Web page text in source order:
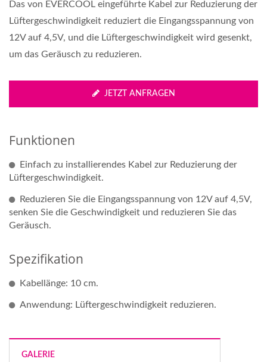
Das von EVERCOOL eingeführte Kabel zur Reduzierung der
Lüftergeschwindigkeit reduziert die Eingangsspannung von
12V auf 4,5V, und die Lüftergeschwindigkeit wird gesenkt,
um das Geräusch zu reduzieren.
JETZT ANFRAGEN
Funktionen
Einfach zu installierendes Kabel zur Reduzierung der
Lüftergeschwindigkeit.
Reduzieren Sie die Eingangsspannung von 12V auf 4,5V,
senken Sie die Geschwindigkeit und reduzieren Sie das
Geräusch.
Spezifikation
Kabellänge: 10 cm.
Anwendung: Lüftergeschwindigkeit reduzieren.
GALERIE